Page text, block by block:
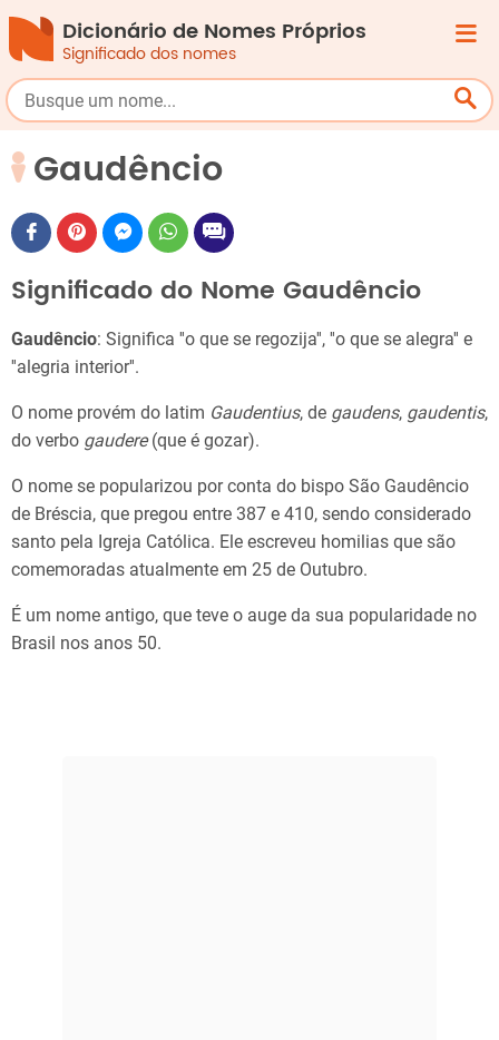
Dicionário de Nomes Próprios
Significado dos nomes
Gaudêncio
Significado do Nome Gaudêncio
Gaudêncio: Significa ''o que se regozija'', ''o que se alegra'' e
''alegria interior''.
O nome provém do latim Gaudentius, de gaudens, gaudentis,
do verbo gaudere(que é gozar).
O nome se popularizou por conta do bispo São Gaudêncio
de Bréscia, que pregou entre 387 e 410, sendo considerado
santo pela Igreja Católica. Ele escreveu homilias que são
comemoradas atualmente em 25 de Outubro.
É um nome antigo, que teve o auge da sua popularidade no
Brasil nos anos 50.